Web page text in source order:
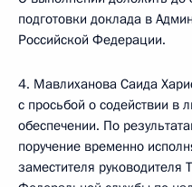
подготовки доклада в
Российской Федерации.
4. Мавлиханова Саида
с просьбой о содействии в
обеспечении. По
поручение временно
заместителя руководителя